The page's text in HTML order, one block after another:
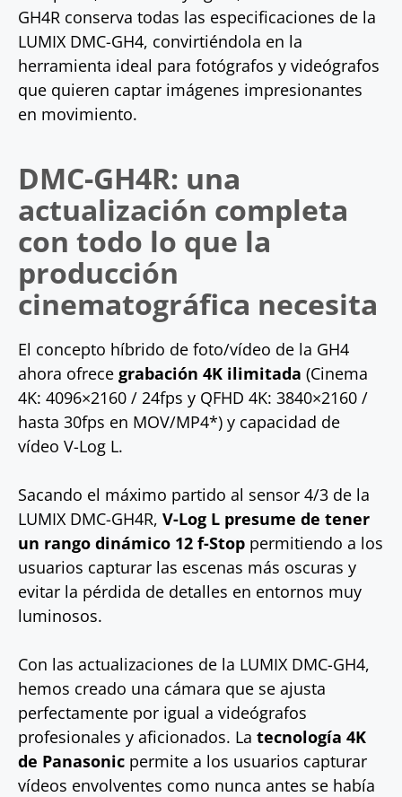
GH4R conserva todas las especificaciones de la
LUMIX DMC-GH4, convirtiéndola en la
herramienta ideal para fotógrafos y videógrafos
que quieren captar imágenes impresionantes
en movimiento.
DMC-GH4R: una
actualización completa
con todo lo que la
producción
cinematográfica necesita
El concepto híbrido de foto/vídeo de la GH4
ahora ofrece grabación 4K ilimitada (Cinema
4K: 4096×2160 / 24fps y QFHD 4K: 3840×2160 /
hasta 30fps en MOV/MP4*) y capacidad de
vídeo V-Log L.
Sacando el máximo partido al sensor 4/3 de la
LUMIX DMC-GH4R, V-Log L presume de tener
un rango dinámico 12 f-Stop permitiendo a los
usuarios capturar las escenas más oscuras y
evitar la pérdida de detalles en entornos muy
luminosos.
Con las actualizaciones de la LUMIX DMC-GH4,
hemos creado una cámara que se ajusta
perfectamente por igual a videógrafos
profesionales y aficionados. La tecnología 4K
de Panasonic permite a los usuarios capturar
vídeos envolventes como nunca antes se había